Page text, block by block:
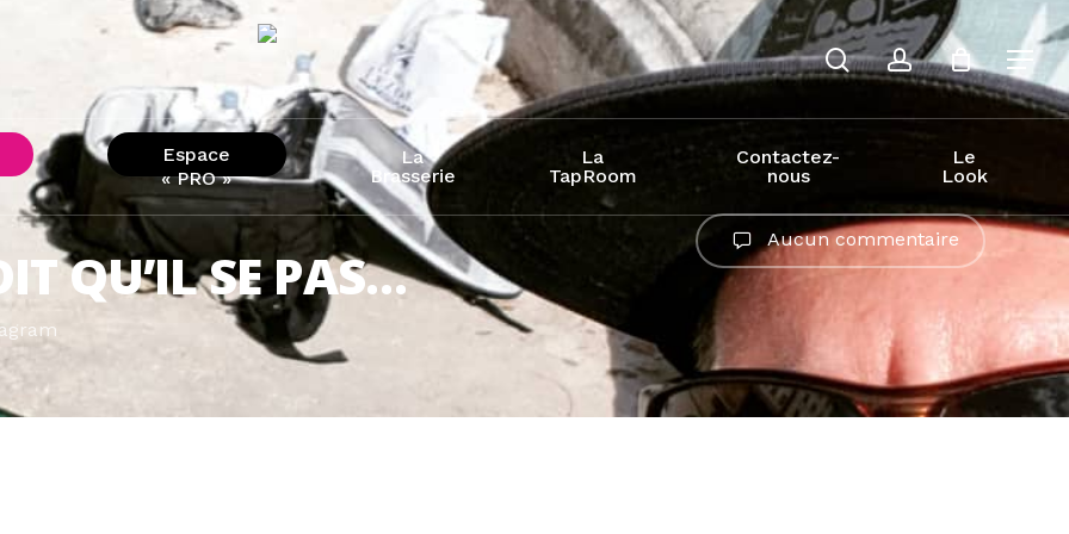
recherche
compte
Espace
« PRO »
La
Brasserie
La
TapRoom
Contactez-
nous
Le
Look
QU’IL SE PAS…
Aucun commentaire